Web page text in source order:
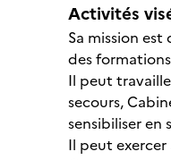
Activités
Sa mission
des
Il peut
secours,
sensibiliser en
Il peut exercer